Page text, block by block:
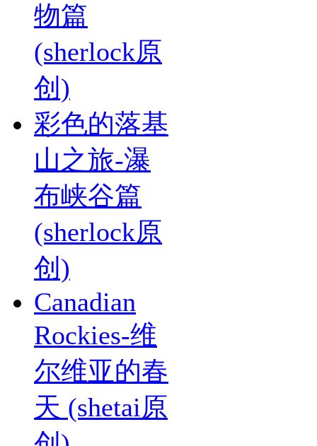
物篇
(sherlock原
创)
彩色的落基
山之旅-瀑
布峡谷篇
(sherlock原
创)
Canadian
Rockies-维
尔维亚的春
天 (shetai原